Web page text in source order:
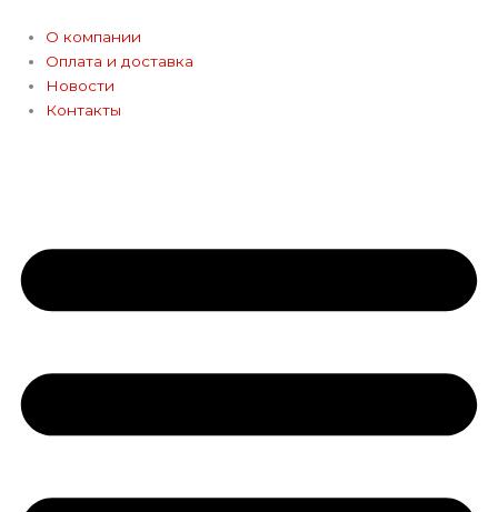
содержимому
О компании
Оплата и доставка
Новости
Контакты